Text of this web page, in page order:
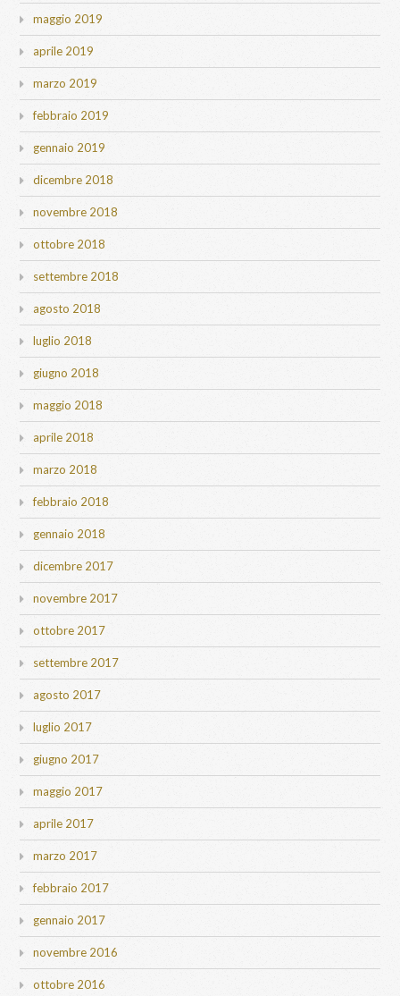
maggio 2019
aprile 2019
marzo 2019
febbraio 2019
gennaio 2019
dicembre 2018
novembre 2018
ottobre 2018
settembre 2018
agosto 2018
luglio 2018
giugno 2018
maggio 2018
aprile 2018
marzo 2018
febbraio 2018
gennaio 2018
dicembre 2017
novembre 2017
ottobre 2017
settembre 2017
agosto 2017
luglio 2017
giugno 2017
maggio 2017
aprile 2017
marzo 2017
febbraio 2017
gennaio 2017
novembre 2016
ottobre 2016